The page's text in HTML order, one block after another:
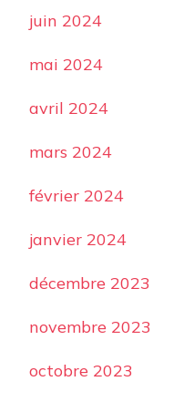
juin 2024
mai 2024
avril 2024
mars 2024
février 2024
janvier 2024
décembre 2023
novembre 2023
octobre 2023